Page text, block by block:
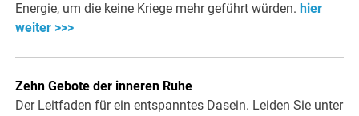
Energie, um die keine Kriege mehr geführt würden. hier
weiter >>>
Zehn Gebote der inneren Ruhe
Der Leitfaden für ein entspanntes Dasein. Leiden Sie unter